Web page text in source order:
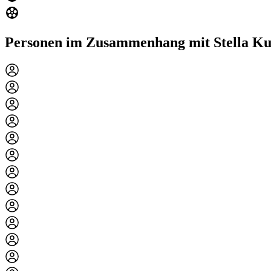
Personen im Zusammenhang mit Stella